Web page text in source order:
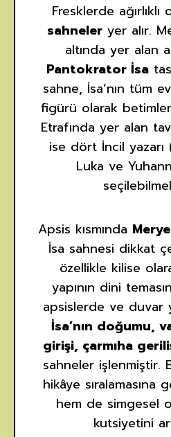
Fresklerde ağırlıklı
sahneleryer alır.
altında yer alan
Pantokrator İsa
sahne, İsa’nın tüm
figürü olarak
Etrafında yer alan
ise dört İncil yazarı
Luka ve
Apsis kısmında
İsa sahnesi dikkat
özellikle kilise
yapının dini
apsislerde ve duvar
İsa’nın doğumu,
girişi, çarmıha
sahneler işlenmiştir.
hikâye sıralamasına
hem de simgesel
kutsiyetini